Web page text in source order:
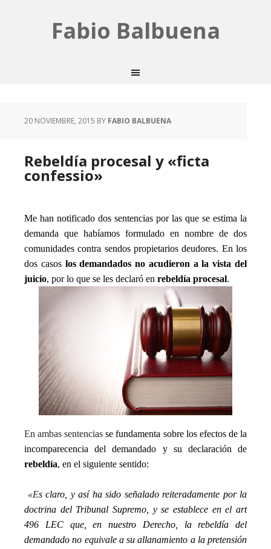
Fabio Balbuena
20 NOVIEMBRE, 2015 BY FABIO BALBUENA
Rebeldía procesal y «ficta
confessio»
Me han notificado dos sentencias por las que se estima la
demanda que habíamos formulado en nombre de dos
comunidades contra sendos propietarios deudores. En los
dos casos los demandados no acudieron a la vista del
juicio, por lo que se les declaró en rebeldía procesal.
En ambas sentenciasse fundamenta sobre los efectos de la
incomparecencia del demandado y su declaración de
rebeldía, en el siguiente sentido:
«Es claro, y así ha sido señalado reiteradamente por la
doctrina del Tribunal Supremo, y se establece en el art
496 LEC que, en nuestro Derecho, la rebeldía del
demandado no equivale a su allanamiento a la pretensión